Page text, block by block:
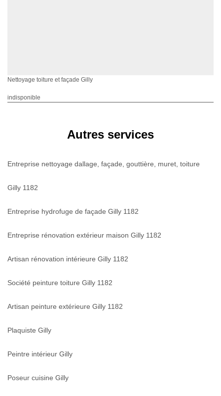
Nettoyage toiture et façade Gilly
indisponible
Autres services
Entreprise nettoyage dallage, façade, gouttière, muret, toiture
Gilly 1182
Entreprise hydrofuge de façade Gilly 1182
Entreprise rénovation extérieur maison Gilly 1182
Artisan rénovation intérieure Gilly 1182
Société peinture toiture Gilly 1182
Artisan peinture extérieure Gilly 1182
Plaquiste Gilly
Peintre intérieur Gilly
Poseur cuisine Gilly